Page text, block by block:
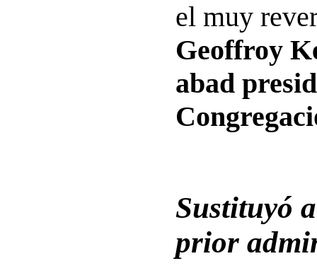
el muy
Geoffroy
abad
Sustituyó
prior